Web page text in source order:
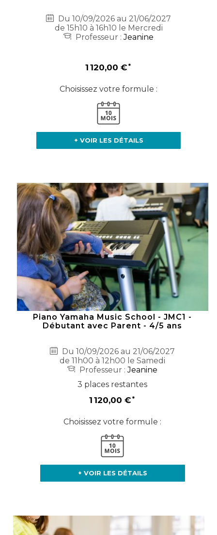
Du 10/09/2026 au 21/06/2027
de 15h10 à 16h10 le Mercredi
Professeur :Jeanine
1 120,00 €
Choisissez votre formule :
+ VOIR LES DÉTAILS
Piano Yamaha Music School - JMC1 -
Débutant avec Parent - 4/5 ans
Du 10/09/2026 au 21/06/2027
de 11h00 à 12h00 le Samedi
Professeur :Jeanine
3 places restantes
1 120,00 €
Choisissez votre formule :
+ VOIR LES DÉTAILS